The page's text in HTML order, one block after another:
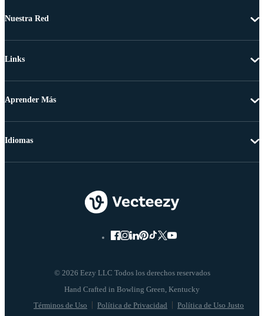
Nuestra Red
Links
Aprender Más
© 2026 Eezy LLC Todos los derechos reservados
Términos de Uso Política de Privacidad Política de Uso Justo
Idiomas